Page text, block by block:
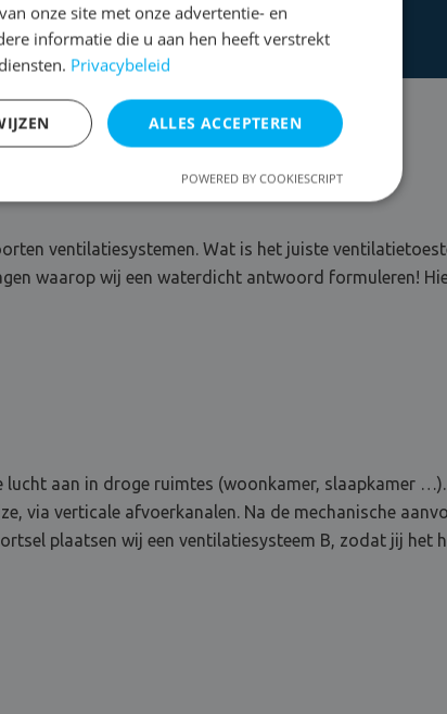
ventilatiesystemen. Wat is het juiste
waarop wij een waterdicht antwoord formuleren!
aan in droge ruimtes (woonkamer, slaapkamer
via verticale afvoerkanalen. Na de mechanische
plaatsen wij een ventilatiesysteem B, zodat jij het
onze site met onze advertentie- en
informatie die u aan hen heeft verstrekt
Privacybeleid
ALLES ACCEPTEREN
POWERED BY COOKIESCRIPT